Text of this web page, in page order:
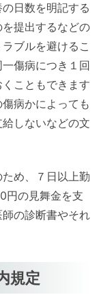
日数を明記する
提出するなどの
ブルを避けるこ
傷病につき１回
こともできます
病かによっても
しないなどの文
め、７日以上勤
円の見舞金を支
の診断書やそれ
規定